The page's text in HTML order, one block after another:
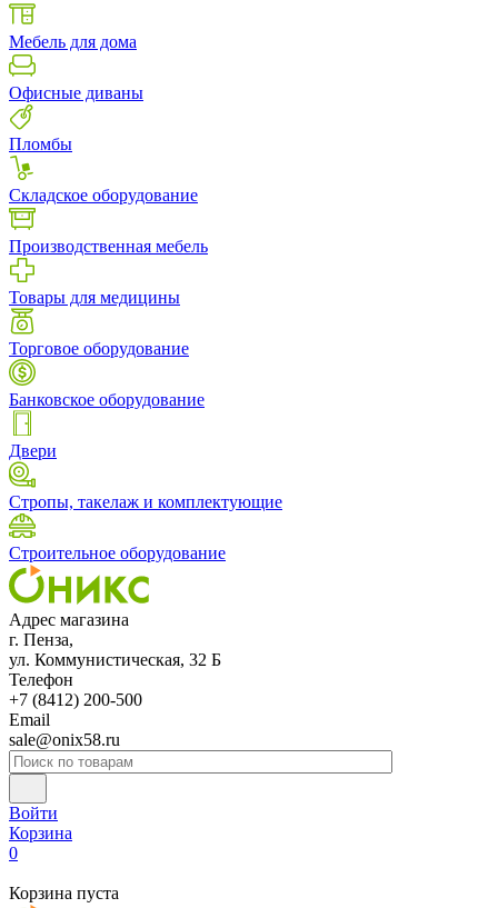
Мебель для дома
Офисные диваны
Пломбы
Складское оборудование
Производственная мебель
Товары для медицины
Торговое оборудование
Банковское оборудование
Двери
Стропы, такелаж и комплектующие
Строительное оборудование
Адрес магазина
г. Пенза,
ул. Коммунистическая, 32 Б
Телефон
+7 (8412) 200-500
Email
sale@onix58.ru
Войти
Корзина
0
Корзина пуста